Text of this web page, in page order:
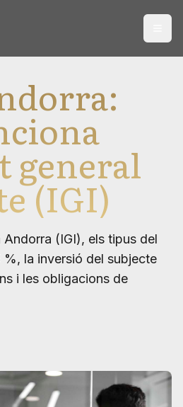
general
(IGI)
Andorra (IGI), els tipus del
la inversió del subjecte
i les obligacions de